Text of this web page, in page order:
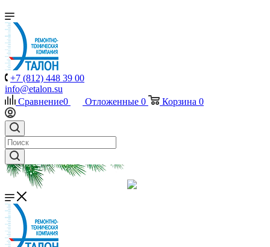
+7 (812) 448 39 00
info@etalon.su
Сравнение0 Отложенные 0 Корзина 0